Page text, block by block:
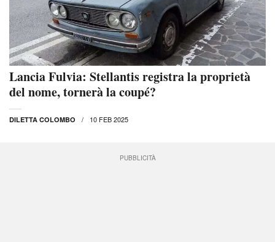
Lancia Fulvia: Stellantis registra la proprietà
del nome, tornerà la coupé?
DILETTA COLOMBO 10 FEB 2025
PUBBLICITÀ